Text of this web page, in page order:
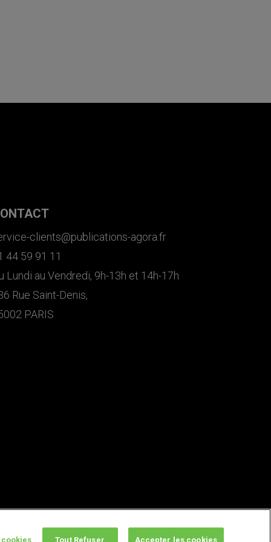
clients@publications-agora.fr
44 59 91 11
Lundi au Vendredi, 9h-13h et 14h-17h
Rue Saint-Denis,
PARIS
Tout Refuser Accepter les cookies